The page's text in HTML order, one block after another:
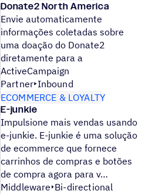
Donate2 North America
Envie automaticamente
informações coletadas sobre
uma doação do Donate2
diretamente para a
ActiveCampaign
Partner Inbound
ECOMMERCE & LOYALTY
E-junkie
Impulsione mais vendas usando
e-junkie. E-junkie é uma solução
de ecommerce que fornece
carrinhos de compras e botões
de compra agora para v
Middleware Bi-directional